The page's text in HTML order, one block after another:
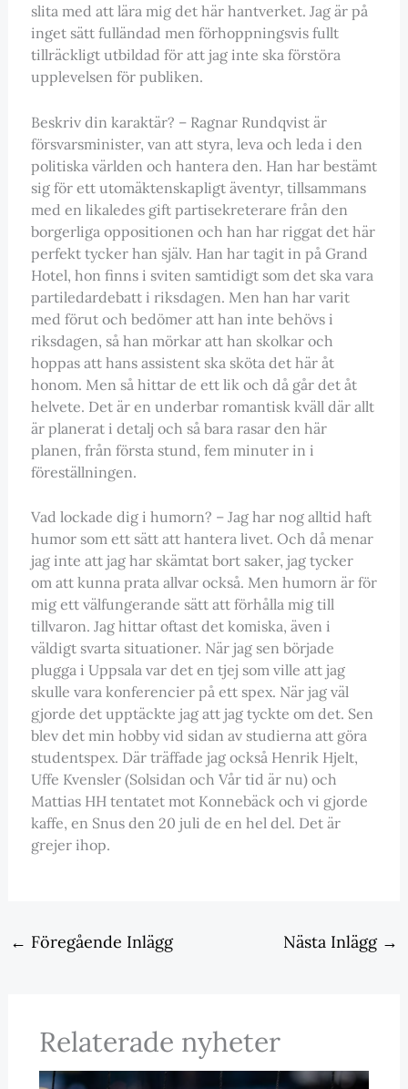
slita med att lära mig det här hantverket. Jag är på
inget sätt fulländad men förhoppningsvis fullt
tillräckligt utbildad för att jag inte ska förstöra
upplevelsen för publiken.
Beskriv din karaktär? – Ragnar Rundqvist är
försvarsminister, van att styra, leva och leda i den
politiska världen och hantera den. Han har bestämt
sig för ett utomäktenskapligt äventyr, tillsammans
med en likaledes gift partisekreterare från den
borgerliga oppositionen och han har riggat det här
perfekt tycker han själv. Han har tagit in på Grand
Hotel, hon finns i sviten samtidigt som det ska vara
partiledardebatt i riksdagen. Men han har varit
med förut och bedömer att han inte behövs i
riksdagen, så han mörkar att han skolkar och
hoppas att hans assistent ska sköta det här åt
honom. Men så hittar de ett lik och då går det åt
helvete. Det är en underbar romantisk kväll där allt
är planerat i detalj och så bara rasar den här
planen, från första stund, fem minuter in i
föreställningen.
Vad lockade dig i humorn? – Jag har nog alltid haft
humor som ett sätt att hantera livet. Och då menar
jag inte att jag har skämtat bort saker, jag tycker
om att kunna prata allvar också. Men humorn är för
mig ett välfungerande sätt att förhålla mig till
tillvaron. Jag hittar oftast det komiska, även i
väldigt svarta situationer. När jag sen började
plugga i Uppsala var det en tjej som ville att jag
skulle vara konferencier på ett spex. När jag väl
gjorde det upptäckte jag att jag tyckte om det. Sen
blev det min hobby vid sidan av studierna att göra
studentspex. Där träffade jag också Henrik Hjelt,
Uffe Kvensler (Solsidan och Vår tid är nu) och
Mattias HH tentatet mot Konnebäck och vi gjorde
kaffe, en Snus den 20 juli de en hel del. Det är
grejer ihop.
← Föregående Inlägg Nästa Inlägg →
Relaterade nyheter